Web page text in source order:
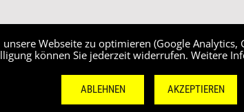
IMPRESSUM DATENSCHUTZ
Copyright 2019 TRIABOLOS Triathlon Hamburg
Webseite zu optimieren (Google
können Sie jederzeit widerrufen. Weitere
ABLEHNEN AKZEPTIEREN